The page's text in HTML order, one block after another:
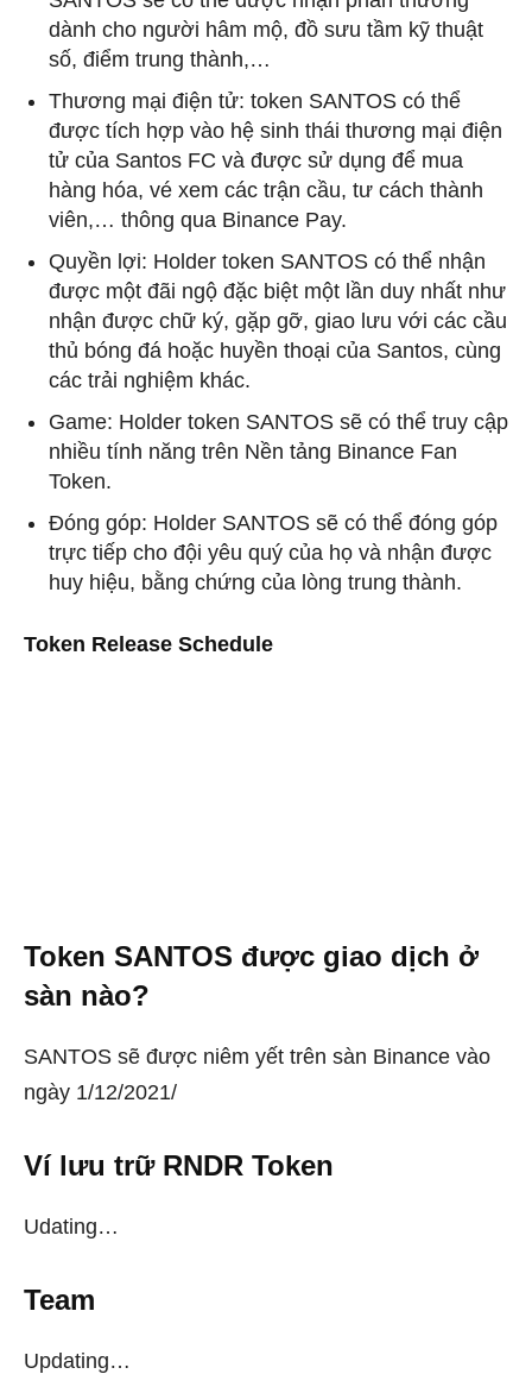
dành cho người hâm mộ, đồ sưu tầm kỹ thuật
số, điểm trung thành,…
Thương mại điện tử: token SANTOS có thể
được tích hợp vào hệ sinh thái thương mại điện
tử của Santos FC và được sử dụng để mua
hàng hóa, vé xem các trận cầu, tư cách thành
viên,… thông qua Binance Pay.
Quyền lợi: Holder token SANTOS có thể nhận
được một đãi ngộ đặc biệt một lần duy nhất như
nhận được chữ ký, gặp gỡ, giao lưu với các cầu
thủ bóng đá hoặc huyền thoại của Santos, cùng
các trải nghiệm khác.
Game: Holder token SANTOS sẽ có thể truy cập
nhiều tính năng trên Nền tảng Binance Fan
Token.
Đóng góp: Holder SANTOS sẽ có thể đóng góp
trực tiếp cho đội yêu quý của họ và nhận được
huy hiệu, bằng chứng của lòng trung thành.
Token Release Schedule
Token SANTOS được giao dịch ở
sàn nào?
SANTOS sẽ được niêm yết trên sàn Binance vào
ngày 1/12/2021/
Ví lưu trữ RNDR Token
Udating…
Team
Updating…